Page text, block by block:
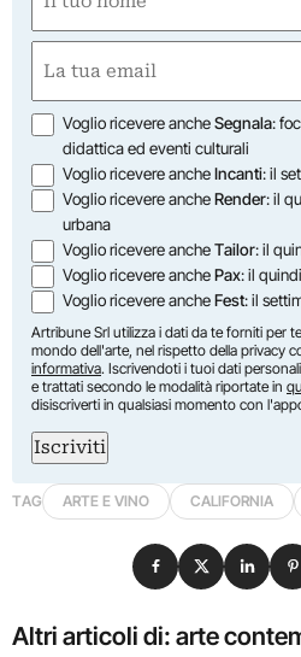
(Obbligatorio)
Nome
(Obbligatorio)
Opzioni
Voglio ricevere ancheSegnala:
didattica ed eventi culturali
Voglio ricevere ancheIncanti: il
Voglio ricevere ancheRender: il
urbana
Voglio ricevere ancheTailor: il
Voglio ricevere anchePax: il
Voglio ricevere ancheFest: il
Artribune Srl utilizza i dati da te forniti per
mondo dell'arte, nel rispetto della privacy
informativa. Iscrivendoti i tuoi dati
e trattati secondo le modalità riportate in
disiscriverti in qualsiasi momento con
Iscriviti
TAG ARTE E VINO CALIFORNIA
Condividi su
Condividi su
Altri articoli di: arte